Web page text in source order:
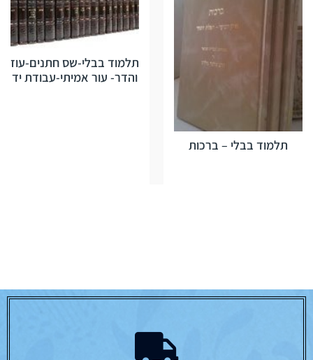
תלמוד בבלי – ברכות
תלמוד בבלי-שס חתנים-עוז
והדר- עור אמיתי-עבודת יד